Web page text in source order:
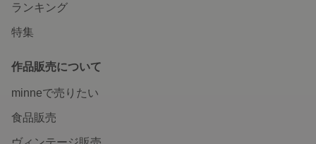
ランキング
特集
作品販売について
minneで売りたい
食品販売